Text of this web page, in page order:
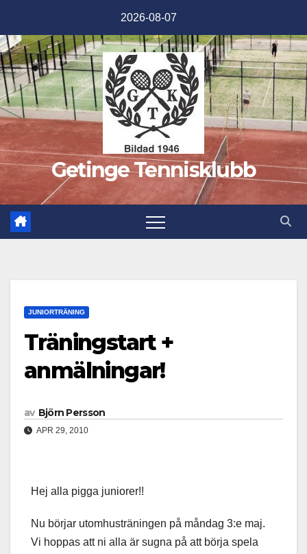
innehåll
2026-08-07
Getinge Tennisklubb
JUNIORTRÄNING
Träningstart +
anmälningar!
av Björn Persson
APR 29, 2010
Hej alla pigga juniorer!!
Nu börjar utomhusträningen på måndag 3:e maj.
Vi hoppas att ni alla är sugna på att börja spela